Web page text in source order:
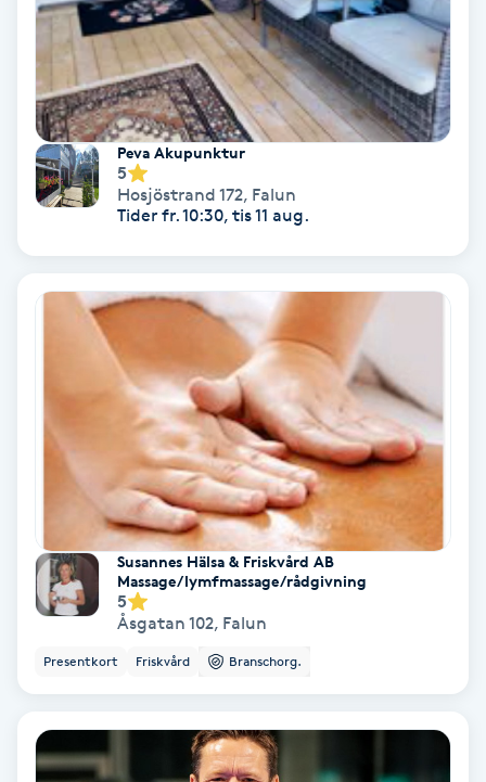
Fotmassage
Fotsvamp
Fotvård
Fransar
Fransfärgning
Fransförlängning
Fransförlängning Megavolym
Fransförlängning Volym
Fransk manikyr
Frekvensterapi
Friskvård
Peva Akupunktur
5
Hosjöstrand 172, Falun
Tider fr. 10:30, tis 11 aug.
Susannes Hälsa & Friskvård AB
Massage/lymfmassage/rådgivning
5
Åsgatan 102, Falun
Presentkort Friskvård Branschorg.